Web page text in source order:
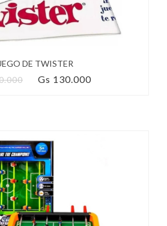
DE TWISTER
Gs 130.000